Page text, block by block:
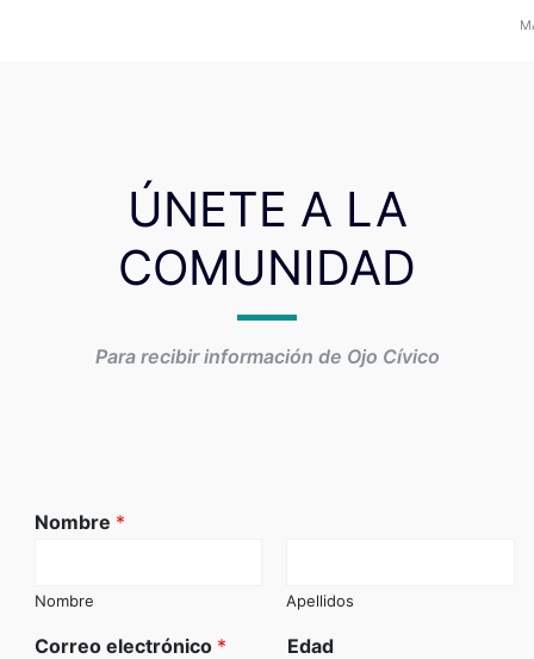
ÚNETE A LA
COMUNIDAD
Para recibir información de Ojo Cívico
Nombre *
Nombre Apellidos
Correo electrónico * Edad